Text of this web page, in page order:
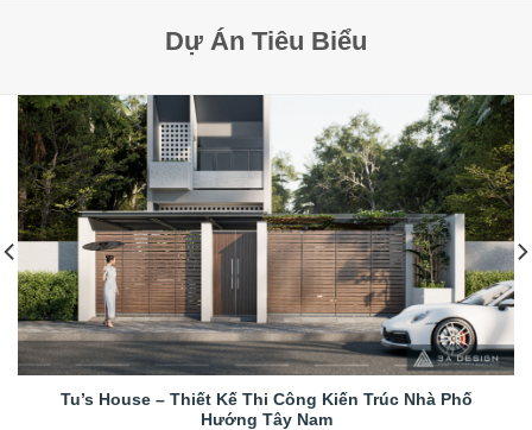
Dự Án Tiêu Biểu
Tu’s House – Thiết Kế Thi Công Kiến Trúc Nhà Phố
Hướng Tây Nam